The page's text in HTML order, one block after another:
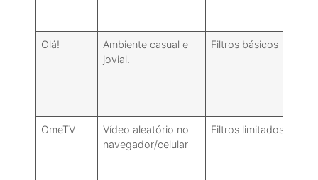
Olá!
Ambiente casual e
jovial.
Filtros básicos
OmeTV
Vídeo aleatório no
navegador/celular
Filtros limitados